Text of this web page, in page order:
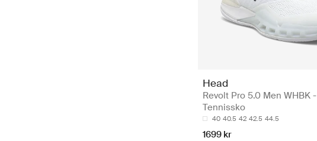
Head
Revolt Pro 5.0 Men WHBK -
Tennissko
40 40.5 42 42.5 44.5
1699 kr